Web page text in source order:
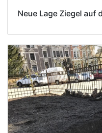
Neue Lage Ziegel auf